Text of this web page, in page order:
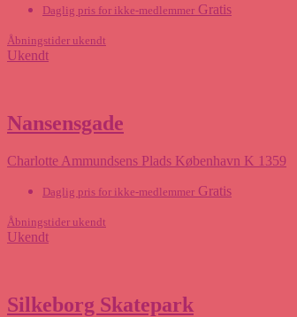
Daglig pris for ikke-medlemmer Gratis
Åbningstider ukendt
Ukendt
Nansensgade
Charlotte Ammundsens Plads København K 1359
Daglig pris for ikke-medlemmer Gratis
Åbningstider ukendt
Ukendt
Silkeborg Skatepark